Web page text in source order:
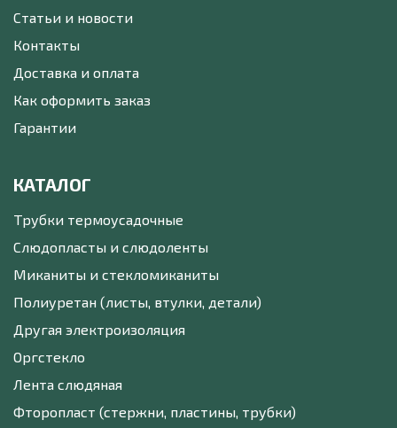
Статьи и новости
Контакты
Доставка и оплата
Как оформить заказ
Гарантии
КАТАЛОГ
Трубки термоусадочные
Слюдопласты и слюдоленты
Миканиты и стекломиканиты
Полиуретан (листы, втулки, детали)
Другая электроизоляция
Оргстекло
Лента слюдяная
Фторопласт (стержни, пластины, трубки)